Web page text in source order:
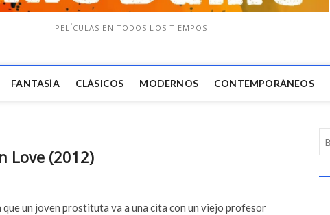
PELÍCULAS EN TODOS LOS TIEMPOS
FANTASÍA CLÁSICOS MODERNOS CONTEMPORÁNEOS
Love (2012)
que un joven prostituta va a una cita con un viejo profesor